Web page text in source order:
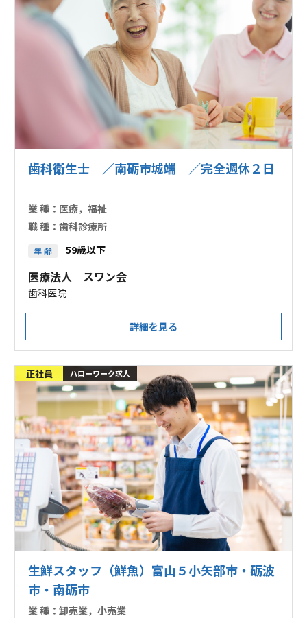
歯科衛生士 ／南砺市城端 ／完全週休２日
業 種： 医療，福祉
職 種： 歯科診療所
年 齢 59歳以下
医療法人 スワン会
歯科医院
詳細を見る
正社員 ハローワーク求人
生鮮スタッフ（鮮魚）富山５小矢部市・砺波
市・南砺市
業 種： 卸売業，小売業